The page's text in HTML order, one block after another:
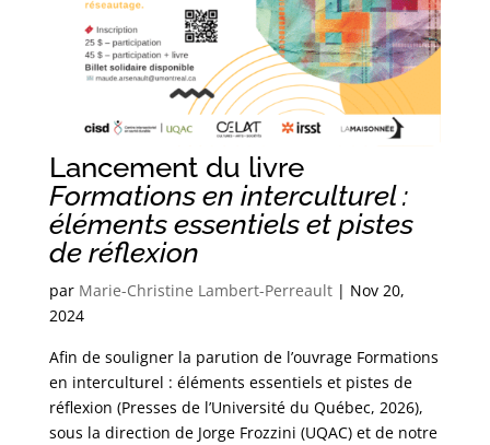
Lancement du livre
Formations en interculturel :
éléments essentiels et pistes
de réflexion
par Marie-Christine Lambert-Perreault| Nov 20,
2024
Afin de souligner la parution de l’ouvrage Formations
en interculturel : éléments essentiels et pistes de
réflexion (Presses de l’Université du Québec, 2026),
sous la direction de Jorge Frozzini (UQAC) et de notre